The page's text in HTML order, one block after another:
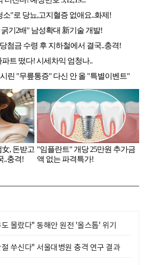
몰랐다" 동해안 원전 '올스톱' 위기
쑤신다" 서울대병원 충격 연구 결과